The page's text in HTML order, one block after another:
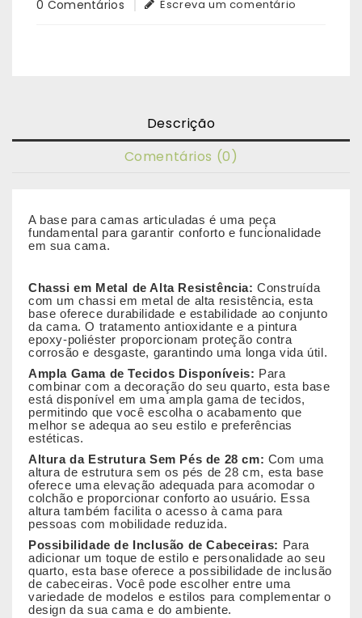
0 Comentários Escreva um comentário
Descrição
Comentários (0)
A base para camas articuladas é uma peça
fundamental para garantir conforto e funcionalidade
em sua cama.
Chassi em Metal de Alta Resistência:Construída
com um chassi em metal de alta resistência, esta
base oferece durabilidade e estabilidade ao conjunto
da cama. O tratamento antioxidante e a pintura
epoxy-poliéster proporcionam proteção contra
corrosão e desgaste, garantindo uma longa vida útil.
Ampla Gama de Tecidos Disponíveis: Para
combinar com a decoração do seu quarto, esta base
está disponível em uma ampla gama de tecidos,
permitindo que você escolha o acabamento que
melhor se adequa ao seu estilo e preferências
estéticas.
Altura da Estrutura Sem Pés de 28 cm: Com uma
altura de estrutura sem os pés de 28 cm, esta base
oferece uma elevação adequada para acomodar o
colchão e proporcionar conforto ao usuário. Essa
altura também facilita o acesso à cama para
pessoas com mobilidade reduzida.
Possibilidade de Inclusão de Cabeceiras: Para
adicionar um toque de estilo e personalidade ao seu
quarto, esta base oferece a possibilidade de inclusão
de cabeceiras. Você pode escolher entre uma
variedade de modelos e estilos para complementar o
design da sua cama e do ambiente.